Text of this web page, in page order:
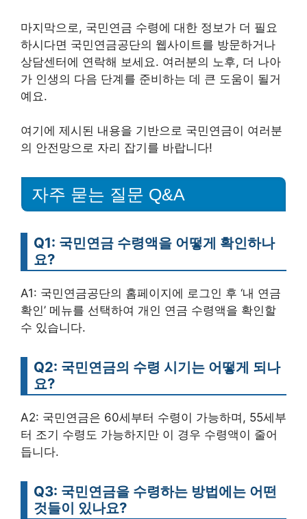
마지막으로, 국민연금 수령에 대한 정보가 더 필요
하시다면 국민연금공단의 웹사이트를 방문하거나
상담센터에 연락해 보세요. 여러분의 노후, 더 나아
가 인생의 다음 단계를 준비하는 데 큰 도움이 될거
예요.
여기에 제시된 내용을 기반으로 국민연금이 여러분
의 안전망으로 자리 잡기를 바랍니다!
자주 묻는 질문 Q&A
Q1: 국민연금 수령액을 어떻게 확인하나
요?
A1: 국민연금공단의 홈페이지에 로그인 후 ‘내 연금
확인’ 메뉴를 선택하여 개인 연금 수령액을 확인할
수 있습니다.
Q2: 국민연금의 수령 시기는 어떻게 되나
요?
A2: 국민연금은 60세부터 수령이 가능하며, 55세부
터 조기 수령도 가능하지만 이 경우 수령액이 줄어
듭니다.
Q3: 국민연금을 수령하는 방법에는 어떤
것들이 있나요?